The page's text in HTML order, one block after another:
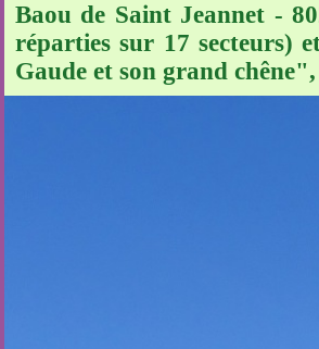
Baou de Saint Jeannet -
réparties sur 17 secteurs)
Gaude et son grand